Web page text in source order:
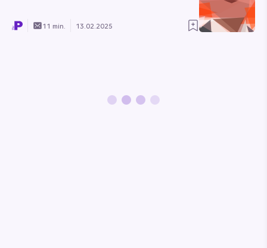
11 min. 13.02.2025